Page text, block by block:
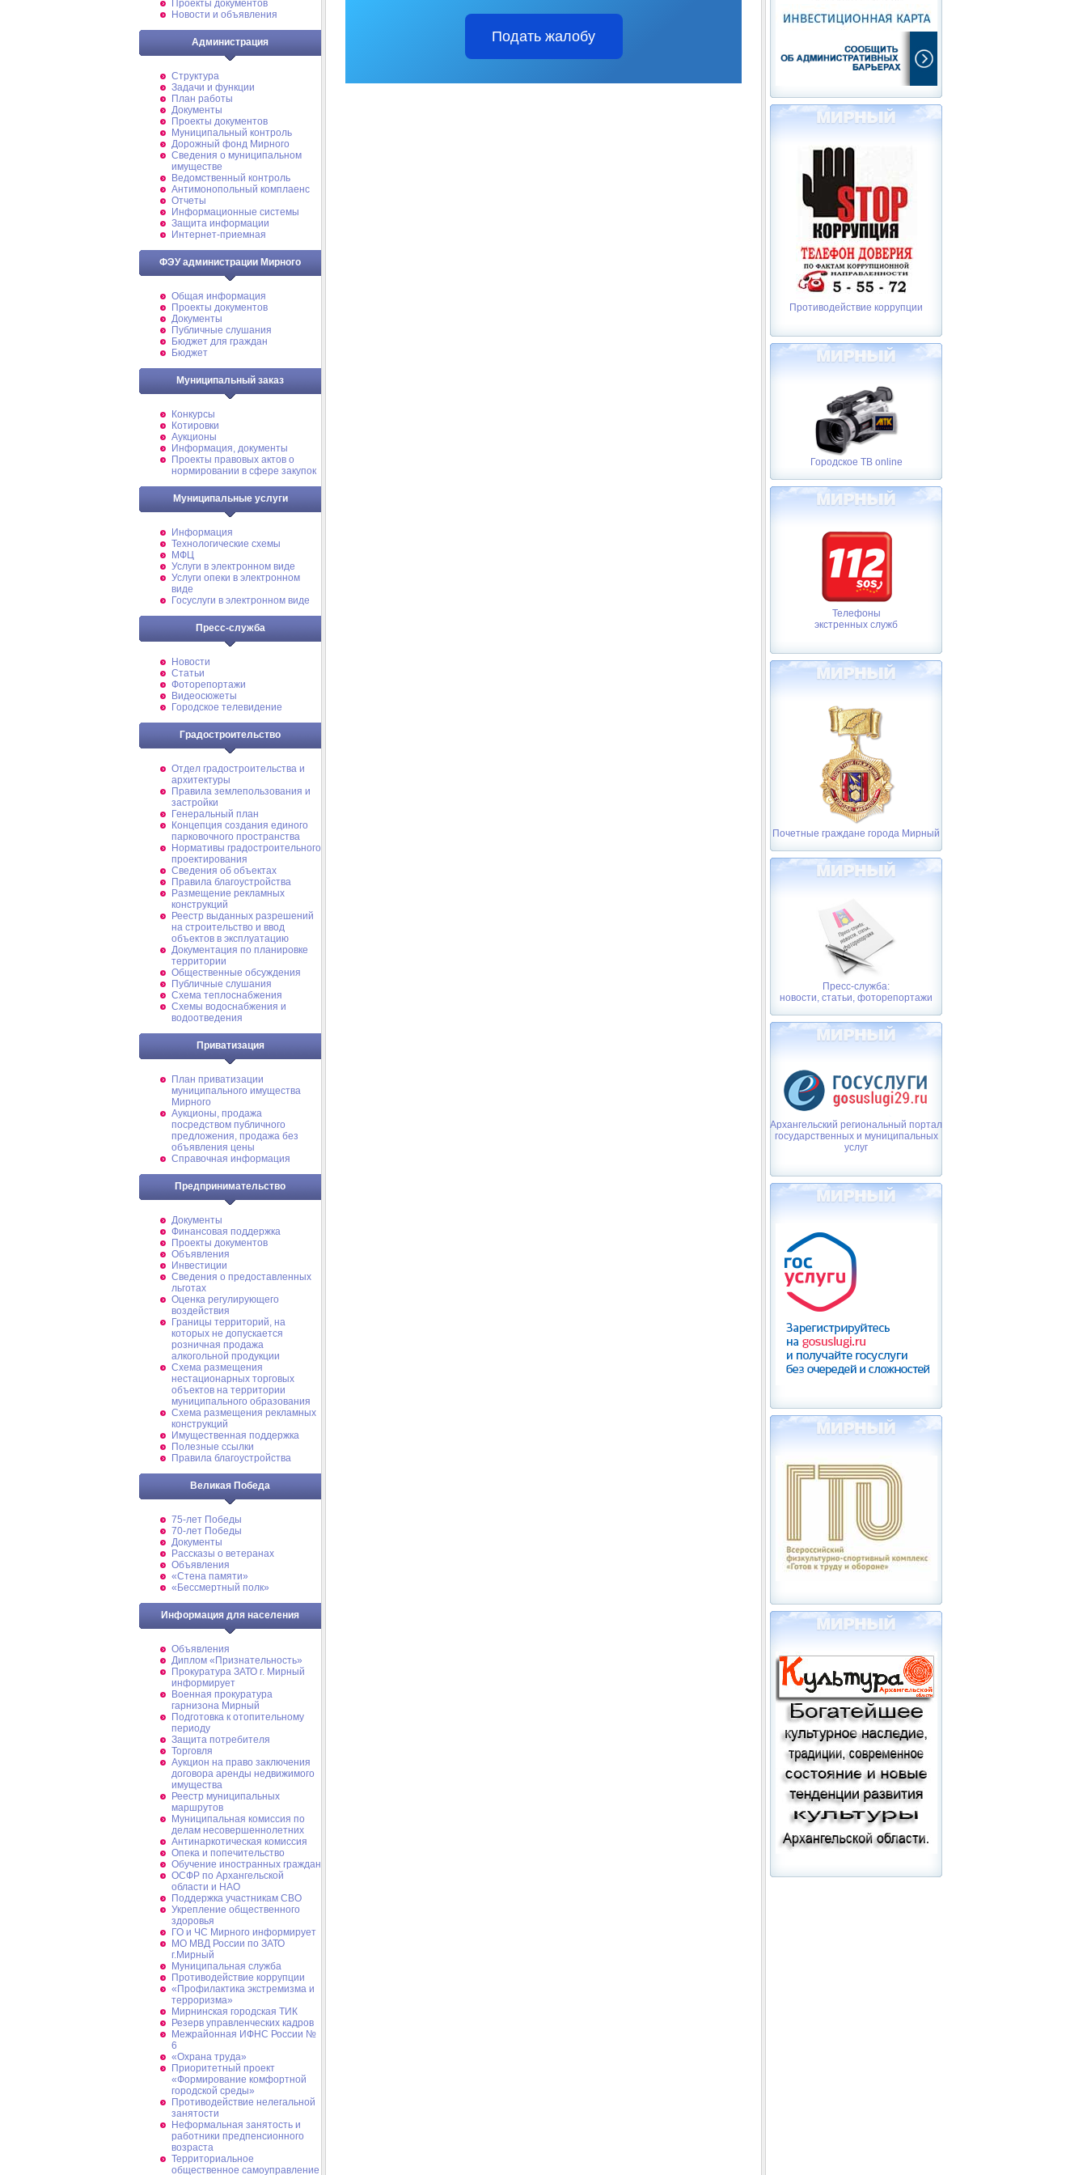
Проекты документов
Новости и объявления
Администрация
Структура
Задачи и функции
План работы
Документы
Проекты документов
Муниципальный контроль
Дорожный фонд Мирного
Cведения о муниципальном
имуществе
Ведомственный контроль
Антимонопольный комплаенс
Отчеты
Информационные системы
Защита информации
Интернет-приемная
ФЭУ администрации Мирного
Общая информация
Проекты документов
Документы
Публичные слушания
Бюджет для граждан
Бюджет
Муниципальный заказ
Конкурсы
Котировки
Аукционы
Информация, документы
Проекты правовых актов о
нормировании в сфере закупок
Муниципальные услуги
Информация
Технологические схемы
МФЦ
Услуги в электронном виде
Услуги опеки в электронном
виде
Госуслуги в электронном виде
Пресс-служба
Новости
Статьи
Фоторепортажи
Видеосюжеты
Городское телевидение
Градостроительство
Отдел градостроительства и
архитектуры
Правила землепользования и
застройки
Генеральный план
Концепция создания единого
парковочного пространства
Нормативы градостроительного
проектирования
Сведения об объектах
Правила благоустройства
Размещение рекламных
конструкций
Реестр выданных разрешений
на строительство и ввод
объектов в эксплуатацию
Документация по планировке
территории
Общественные обсуждения
Публичные слушания
Схема теплоснабжения
Схемы водоснабжения и
водоотведения
Приватизация
План приватизации
муниципального имущества
Мирного
Аукционы, продажа
посредством публичного
предложения, продажа без
объявления цены
Справочная информация
Предпринимательство
Документы
Финансовая поддержка
Проекты документов
Объявления
Инвестиции
Сведения о предоставленных
льготах
Оценка регулирующего
воздействия
Границы территорий, на
которых не допускается
розничная продажа
алкогольной продукции
Схема размещения
нестационарных торговых
объектов на территории
муниципального образования
Схема размещения рекламных
конструкций
Имущественная поддержка
Полезные ссылки
Правила благоустройства
Великая Победа
75-лет Победы
70-лет Победы
Документы
Рассказы о ветеранах
Объявления
«Стена памяти»
«Бессмертный полк»
Информация для населения
Объявления
Диплом «Признательность»
Прокуратура ЗАТО г. Мирный
информирует
Военная прокуратура
гарнизона Мирный
Подготовка к отопительному
периоду
Защита потребителя
Торговля
Аукцион на право заключения
договора аренды недвижимого
имущества
Реестр муниципальных
маршрутов
Муниципальная комиссия по
делам несовершеннолетних
Антинаркотическая комиссия
Опека и попечительство
Обучение иностранных граждан
ОСФР по Архангельской
области и НАО
Поддержка участникам СВО
Укрепление общественного
здоровья
ГО и ЧС Мирного информирует
МО МВД России по ЗАТО
г.Мирный
Муниципальная cлужба
Противодействие коррупции
«Профилактика экстремизма и
терроризма»
Мирнинская городская ТИК
Резерв управленческих кадров
Межрайонная ИФНС России №
6
«Охрана труда»
Приоритетный проект
«Формирование комфортной
городской среды»
Противодействие нелегальной
занятости
Неформальная занятость и
работники предпенсионного
возраста
Территориальное
общественное самоуправление
Подать жалобу
Противодействие коррупции
Городское ТВ online
Телефоны
экстренных служб
Почетные граждане города Мирный
Пресс-служба:
новости, статьи, фоторепортажи
Архангельский региональный портал
государственных и муниципальных
услуг